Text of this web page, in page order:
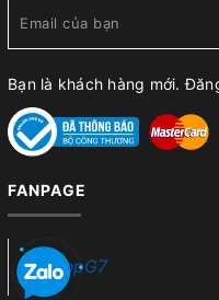
Bạn là khách hàng mới.
FANPAGE
ShopG7